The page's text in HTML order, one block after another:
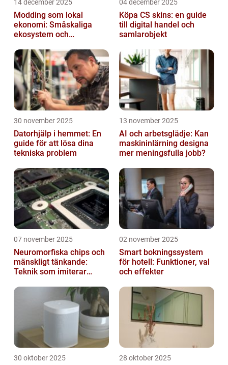
14 december 2025
Modding som lokal
ekonomi: Småskaliga
ekosystem och
04 december 2025
Köpa CS skins: en guide
till digital handel och
samlarobjekt
30 november 2025
Datorhjälp i hemmet: En
guide för att lösa dina
tekniska problem
13 november 2025
AI och arbetsglädje: Kan
maskininlärning designa
mer meningsfulla jobb?
07 november 2025
Neuromorfiska chips och
mänskligt tänkande:
Teknik som imiterar
02 november 2025
Smart bokningssystem
för hotell: Funktioner, val
och effekter
30 oktober 2025 28 oktober 2025